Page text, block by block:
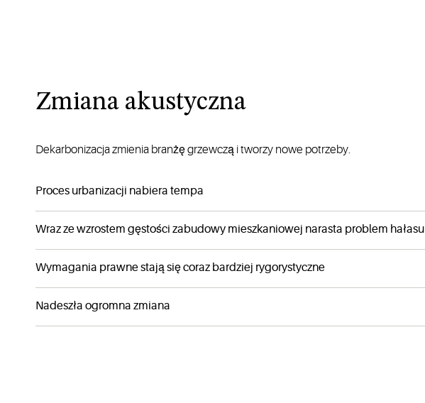
Zmiana akustyczna
Dekarbonizacja zmienia branżę grzewczą i tworzy nowe potrzeby.
Proces urbanizacji nabiera tempa
Wraz ze wzrostem gęstości zabudowy mieszkaniowej narasta problem hałasu
Wymagania prawne stają się coraz bardziej rygorystyczne
Nadeszła ogromna zmiana